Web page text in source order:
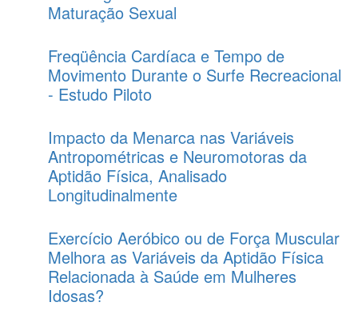
Maturação Sexual
Freqüência Cardíaca e Tempo de
Movimento Durante o Surfe Recreacional
- Estudo Piloto
Impacto da Menarca nas Variáveis
Antropométricas e Neuromotoras da
Aptidão Física, Analisado
Longitudinalmente
Exercício Aeróbico ou de Força Muscular
Melhora as Variáveis da Aptidão Física
Relacionada à Saúde em Mulheres
Idosas?